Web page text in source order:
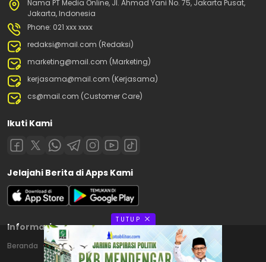
Nama PT Media Online, Jl. Ahmad Yani No. 75, Jakarta Pusat,
Jakarta, Indonesia
Phone: 021 xxx xxxx
redaksi@mail.com (Redaksi)
marketing@mail.com (Marketing)
kerjasama@mail.com (Kerjasama)
cs@mail.com (Customer Care)
Ikuti Kami
Jelajahi Berita di Apps Kami
Informasi
Beranda Contact Disclaimer Privacy Policy
TUTUP